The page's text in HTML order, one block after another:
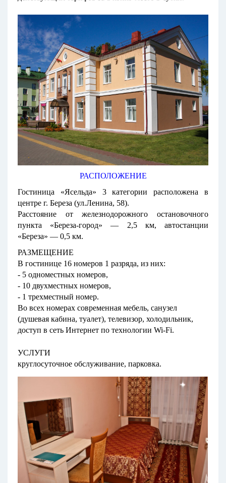
РАСПОЛОЖЕНИЕ
Гостиница «Ясельда» 3 категории расположена в
центре г. Береза (ул.Ленина, 58).
Расстояние от железнодорожного остановочного
пункта «Береза-город» — 2,5 км, автостанции
«Береза» — 0,5 км.
РАЗМЕЩЕНИЕ
В гостинице 16 номеров 1 разряда, из них:
- 5 одноместных номеров,
- 10 двухместных номеров,
- 1 трехместный номер.
Во всех номерах современная мебель, санузел
(душевая кабина, туалет), телевизор, холодильник,
доступ в сеть Интернет по технологии Wi-Fi.
УСЛУГИ
круглосуточное обслуживание, парковка.